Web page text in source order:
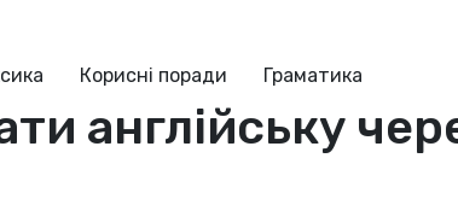
Корисні поради Граматика
англійську